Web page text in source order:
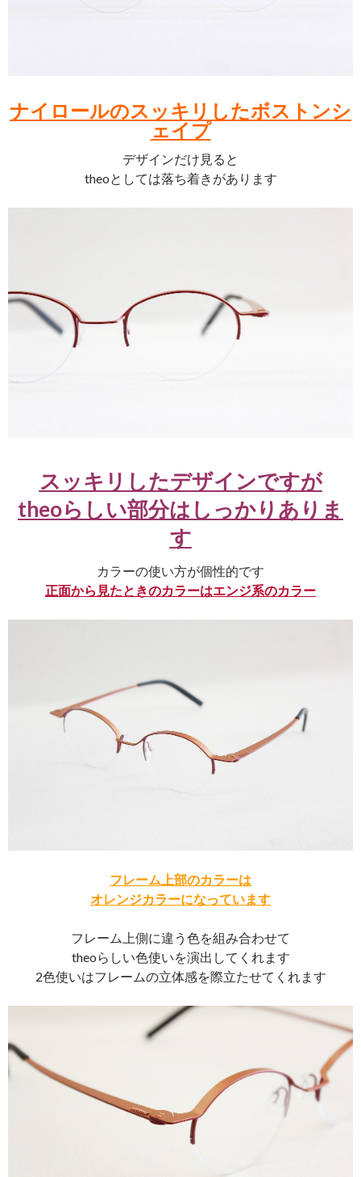
ナイロールのスッキリしたボストンシ
ェイプ
デザインだけ見ると
theoとしては落ち着きがあります
スッキリしたデザインですが
theoらしい部分はしっかりありま
す
カラーの使い方が個性的です
正面から見たときのカラーはエンジ系のカラー
フレーム上部のカラーは
オレンジカラーになっています
フレーム上側に違う色を組み合わせて
theoらしい色使いを演出してくれます
2色使いはフレームの立体感を際立たせてくれます